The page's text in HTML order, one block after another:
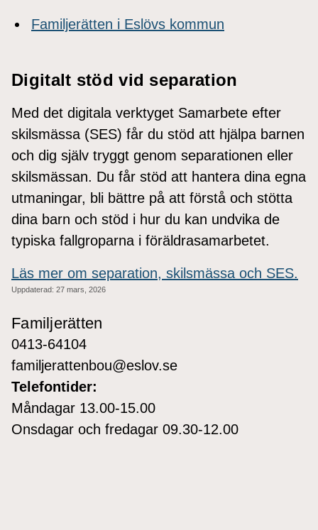
Familjerätten i Eslövs kommun
Digitalt stöd vid separation
Med det digitala verktyget Samarbete efter
skilsmässa (SES) får du stöd att hjälpa barnen
och dig själv tryggt genom separationen eller
skilsmässan. Du får stöd att hantera dina egna
utmaningar, bli bättre på att förstå och stötta
dina barn och stöd i hur du kan undvika de
typiska fallgroparna i föräldrasamarbetet.
Läs mer om separation, skilsmässa och SES.
Uppdaterad: 27 mars, 2026
Familjerätten
0413-64104
familjerattenbou@eslov.se
Telefontider:
Måndagar 13.00-15.00
Onsdagar och fredagar 09.30-12.00